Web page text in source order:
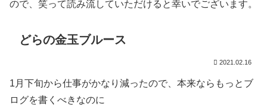
ので、笑って読み流していただけると幸いでございます。
どらの金玉ブルース
2021.02.16
1月下旬から仕事がかなり減ったので、本来ならもっとブ
ログを書くべきなのに